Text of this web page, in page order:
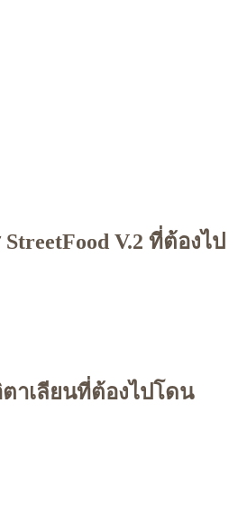
V.2 ที่ต้องไป
ตาเลียนที่ต้องไปโดน